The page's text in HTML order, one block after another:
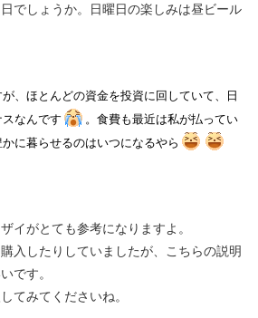
でしょうか。日曜日の楽しみは昼ビール
、ほとんどの資金を投資に回していて、日
なんです
。食費も最近は私が払ってい
に暮らせるのはいつになるやら
イがとても参考になりますよ。
入したりしていましたが、こちらの説明
です。
てみてくださいね。